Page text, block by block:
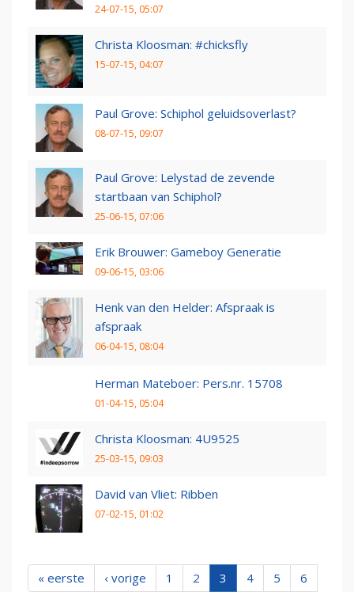
24-07-15, 05:07
Christa Kloosman: #chicksfly
15-07-15, 04:07
Paul Grove: Schiphol geluidsoverlast?
08-07-15, 09:07
Paul Grove: Lelystad de zevende
startbaan van Schiphol?
25-06-15, 07:06
Erik Brouwer: Gameboy Generatie
09-06-15, 03:06
Henk van den Helder: Afspraak is
afspraak
06-04-15, 08:04
Herman Mateboer: Pers.nr. 15708
01-04-15, 05:04
Christa Kloosman: 4U9525
25-03-15, 09:03
David van Vliet: Ribben
07-02-15, 01:02
« eerste ‹ vorige 1 2 3 4 5
6